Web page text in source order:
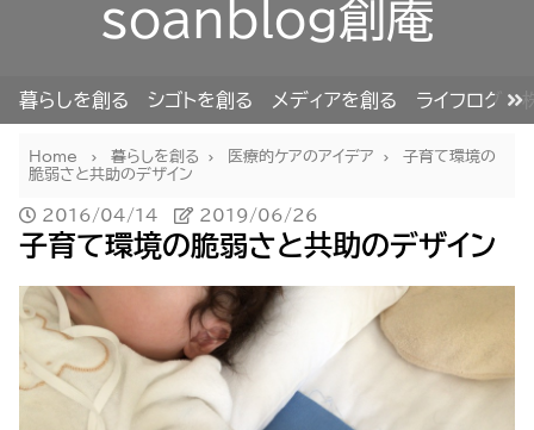
soanblog創庵
暮らしを創る シゴトを創る メディアを創る ライフログ
Home 暮らしを創る 医療的ケアのアイデア
子育て環境の
脆弱さと共助のデザイン
2016/04/14 2019/06/26
子育て環境の脆弱さと共助のデザイン